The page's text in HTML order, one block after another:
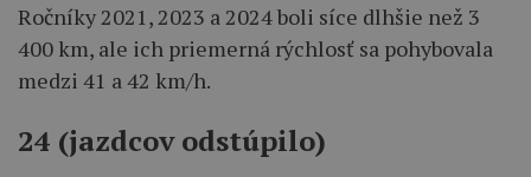
Ročníky 2021, 2023 a 2024 boli síce dlhšie než 3
400 km, ale ich priemerná rýchlosť sa pohybovala
medzi 41 a 42 km/h.
24 (jazdcov odstúpilo)